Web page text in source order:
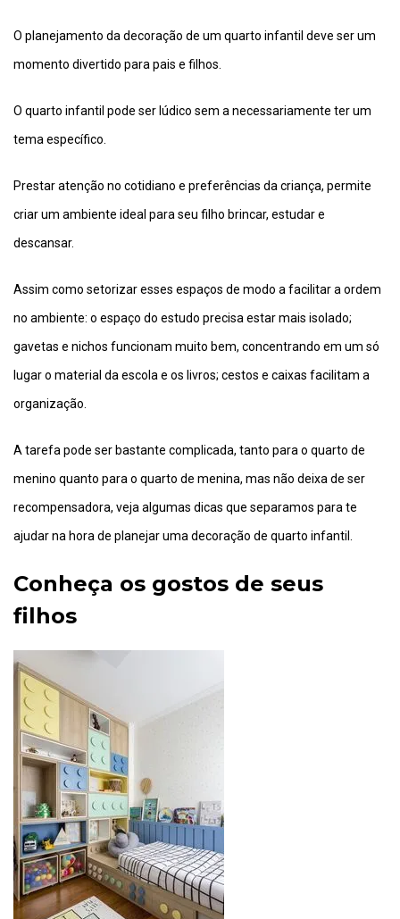
O planejamento da decoração de um quarto infantil deve ser um
momento divertido para pais e filhos.
O quarto infantil pode ser lúdico sem a necessariamente ter um
tema específico.
Prestar atenção no cotidiano e preferências da criança, permite
criar um ambiente ideal para seu filho brincar, estudar e
descansar.
Assim como setorizar esses espaços de modo a facilitar a ordem
no ambiente: o espaço do estudo precisa estar mais isolado;
gavetas e nichos funcionam muito bem, concentrando em um só
lugar o material da escola e os livros; cestos e caixas facilitam a
organização.
A tarefa pode ser bastante complicada, tanto para o quarto de
menino quanto para o quarto de menina, mas não deixa de ser
recompensadora, veja algumas dicas que separamos para te
ajudar na hora de planejar uma decoração de quarto infantil.
Conheça os gostos de seus
filhos